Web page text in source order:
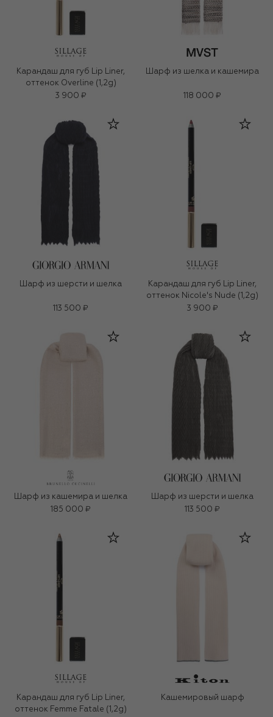
Карандаш для губ Lip Liner,
оттенок Overline (1,2g)
3 900 ₽
Шарф из шелка и кашемира
118 000 ₽
Шарф из шерсти и шелка
113 500 ₽
Карандаш для губ Lip Liner,
оттенок Nicole's Nude (1,2g)
3 900 ₽
Шарф из кашемира и шелка
185 000 ₽
Шарф из шерсти и шелка
113 500 ₽
Карандаш для губ Lip Liner,
оттенок Femme Fatale (1,2g)
Кашемировый шарф